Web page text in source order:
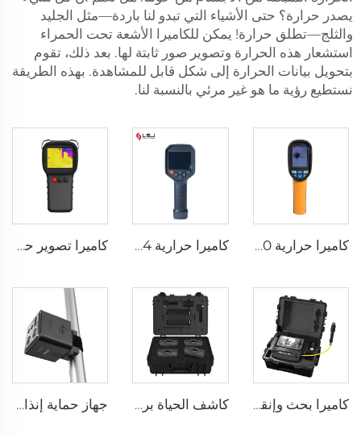
يصدر حرارة؟ حتى الأشياء التي تبدو لنا باردة—مثل الجليد
والثلج—تطلق حرارة! يمكن للكاميرا الأشعة تحت الحمراء
استشعار هذه الحرارة وتصوير صور ثابتة لها. بعد ذلك، تقوم
بتحويل بيانات الحرارة إلى شكل قابل للمشاهدة. بهذه الطريقة
نستطيع رؤية ما هو غير مرئي بالنسبة لنا.
كاميرا حرارية E120 كاميرا حرارية E384 كاميرا تصوير حراري لإطفاء الحرائق LSJ-S1200
كاميرا بحث وإنقاذ من نوع الصندوق CRMB-V500 كاشف الحياة برادار تشكيلي LSJ-ARD جهاز حماية إنذار تحذيري بخاصية الاستقرار LS-D01